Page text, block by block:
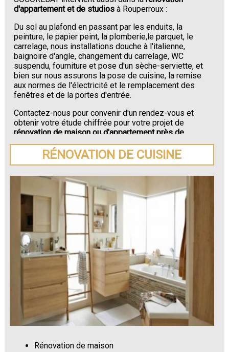
d'appartement et de studios à Rouperroux :
Du sol au plafond en passant par les enduits, la
peinture, le papier peint, la plomberie,le parquet, le
carrelage, nous installations douche à l'italienne,
baignoire d'angle, changement du carrelage, WC
suspendu, fourniture et pose d'un sèche-serviette, et
bien sur nous assurons la pose de cuisine, la remise
aux normes de l'électricité et le remplacement des
fenêtres et de la portes d'entrée.
Contactez-nous pour convenir d'un rendez-vous et
obtenir votre étude chiffrée pour votre projet de
rénovation de maison ou d'appartement près de
Rouperroux.
RÉNOVATION DE CUISINE
Rénovation de maison